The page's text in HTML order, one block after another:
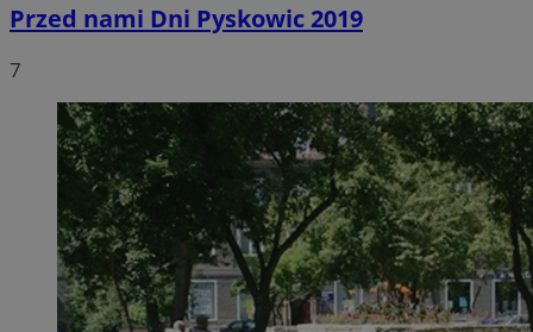
Przed nami Dni Pyskowic 2019
7